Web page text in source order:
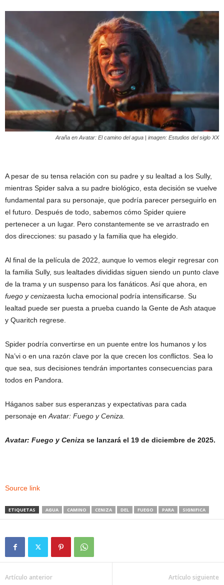
Araña en Avatar: El camino del agua | imagen: Estudios del siglo XX
A pesar de su tensa relación con su padre y su lealtad a los Sully,
mientras Spider salva a su padre biológico, esta decisión se vuelve
fundamental para su personaje, que podría parecer perseguirlo en
el futuro. Después de todo, sabemos cómo Spider quiere
pertenecer a un lugar. Pero constantemente se ve arrastrado en
dos direcciones: su pasado y la familia que ha elegido.
Al final de la película de 2022, aunque lo vemos elegir regresar con
la familia Sully, sus lealtades divididas siguen siendo un punto clave
de la trama y un suspenso para los fanáticos. Así que ahora, en
fuego y cenizaesta lucha emocional podría intensificarse. Su
lealtad puede ser puesta a prueba cuando la Gente de Ash ataque
y Quaritch regrese.
Spider podría convertirse en un puente entre los humanos y los
Na’vi o en una razón clave por la que crecen los conflictos. Sea lo
que sea, sus decisiones tendrán importantes consecuencias para
todos en Pandora.
Háganos saber sus esperanzas y expectativas para cada
personaje enAvatar: Fuego y Ceniza.
Avatar: Fuego y Ceniza se lanzará el 19 de diciembre de 2025.
Source link
ETIQUETAS AGUA CAMINO CENIZA DEL FUEGO PARA SIGNIFICA
Artículo anterior Artículo siguiente